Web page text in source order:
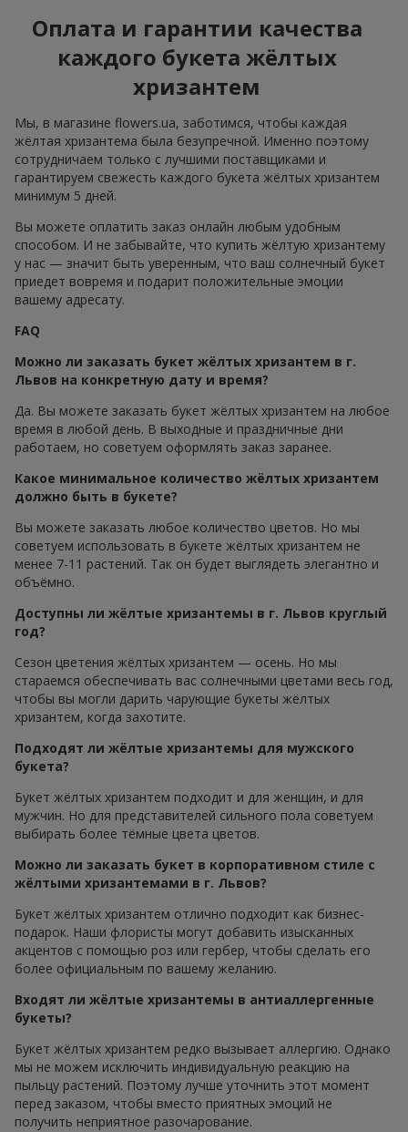
Оплата и гарантии качества
каждого букета жёлтых
хризантем
Мы, в магазине flowers.ua, заботимся, чтобы каждая
жёлтая хризантема была безупречной. Именно поэтому
сотрудничаем только с лучшими поставщиками и
гарантируем свежесть каждого букета жёлтых хризантем
минимум 5 дней.
Вы можете оплатить заказ онлайн любым удобным
способом. И не забывайте, что купить жёлтую хризантему
у нас — значит быть уверенным, что ваш солнечный букет
приедет вовремя и подарит положительные эмоции
вашему адресату.
FAQ
Можно ли заказать букет жёлтых хризантем в г.
Львов на конкретную дату и время?
Да. Вы можете заказать букет жёлтых хризантем на любое
время в любой день. В выходные и праздничные дни
работаем, но советуем оформлять заказ заранее.
Какое минимальное количество жёлтых хризантем
должно быть в букете?
Вы можете заказать любое количество цветов. Но мы
советуем использовать в букете жёлтых хризантем не
менее 7-11 растений. Так он будет выглядеть элегантно и
объёмно.
Доступны ли жёлтые хризантемы в г. Львов круглый
год?
Сезон цветения жёлтых хризантем — осень. Но мы
стараемся обеспечивать вас солнечными цветами весь год,
чтобы вы могли дарить чарующие букеты жёлтых
хризантем, когда захотите.
Подходят ли жёлтые хризантемы для мужского
букета?
Букет жёлтых хризантем подходит и для женщин, и для
мужчин. Но для представителей сильного пола советуем
выбирать более тёмные цвета цветов.
Можно ли заказать букет в корпоративном стиле с
жёлтыми хризантемами в г. Львов?
Букет жёлтых хризантем отлично подходит как бизнес-
подарок. Наши флористы могут добавить изысканных
акцентов с помощью роз или гербер, чтобы сделать его
более официальным по вашему желанию.
Входят ли жёлтые хризантемы в антиаллергенные
букеты?
Букет жёлтых хризантем редко вызывает аллергию. Однако
мы не можем исключить индивидуальную реакцию на
пыльцу растений. Поэтому лучше уточнить этот момент
перед заказом, чтобы вместо приятных эмоций не
получить неприятное разочарование.